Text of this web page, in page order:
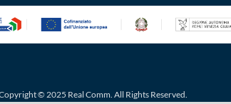
© 2025 Real Comm. All Rights Reserved.